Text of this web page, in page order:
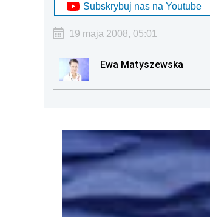
Subskrybuj nas na Youtube
19 maja 2008, 05:01
Ewa Matyszewska